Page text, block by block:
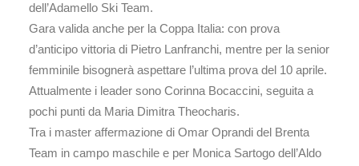
dell’Adamello Ski Team.
Gara valida anche per la Coppa Italia: con prova
d’anticipo vittoria di Pietro Lanfranchi, mentre per la senior
femminile bisognerà aspettare l’ultima prova del 10 aprile.
Attualmente i leader sono Corinna Bocaccini, seguita a
pochi punti da Maria Dimitra Theocharis.
Tra i master affermazione di Omar Oprandi del Brenta
Team in campo maschile e per Monica Sartogo dell’Aldo